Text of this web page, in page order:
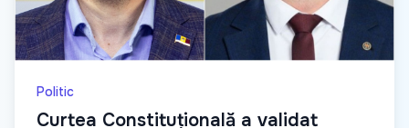
Politic
Curtea Constituțională a validat